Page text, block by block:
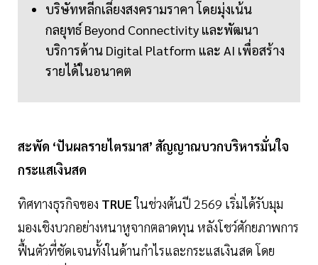
บริษัทหลีกเลี่ยงสงครามราคา โดยมุ่งเน้น
กลยุทธ์ Beyond Connectivity และพัฒนา
บริการด้าน Digital Platform และ AI เพื่อสร้าง
รายได้ในอนาคต
สะพัด ‘ปันผลรายไตรมาส’ สัญญาณบวกบริหารมั่นใจ
กระแสเงินสด
ทิศทางธุรกิจของ TRUEในช่วงต้นปี 2569 เริ่มได้รับมุม
มองเชิงบวกอย่างหนาหูจากตลาดทุน หลังโชว์ศักยภาพการ
ฟื้นตัวที่ชัดเจนทั้งในด้านกำไรและกระแสเงินสด โดย